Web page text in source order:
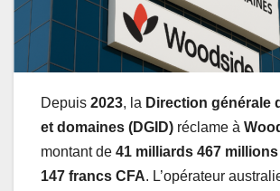
Depuis 2023, la Direction générale
et domaines (DGID) réclame à
montant de 41 milliards 467
147 francs CFA. L’opérateur